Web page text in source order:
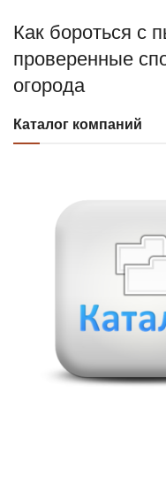
Как бороться с
проверенные
огорода
Каталог компаний